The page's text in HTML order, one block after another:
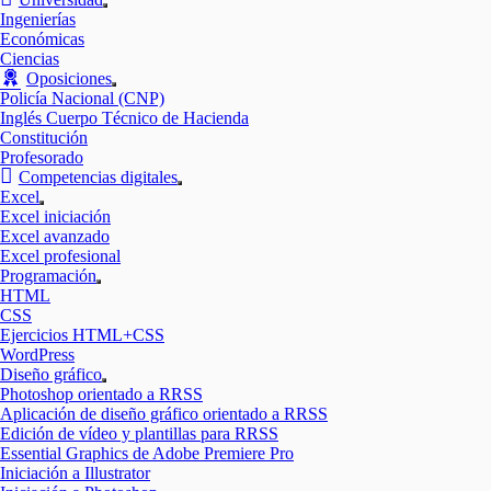
Mostrar
Ingenierías
Económicas
Ciencias
Oposiciones
Mostrar
el
submenú
Policía Nacional (CNP)
Inglés Cuerpo Técnico de Hacienda
Constitución
Profesorado
Competencias digitales
Mostrar
Excel
Mostrar
el
submenú
Excel iniciación
Excel avanzado
Excel profesional
Programación
Mostrar
HTML
CSS
Ejercicios HTML+CSS
WordPress
Diseño gráfico
Mostrar
el
submenú
Photoshop orientado a RRSS
Aplicación de diseño gráfico orientado a RRSS
Edición de vídeo y plantillas para RRSS
Essential Graphics de Adobe Premiere Pro
Iniciación a Illustrator